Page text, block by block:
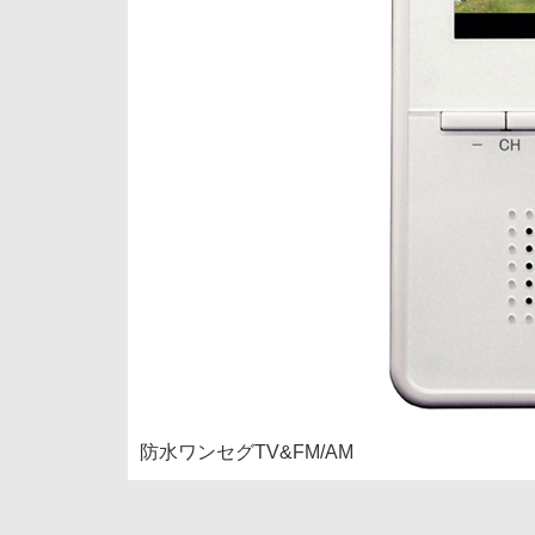
防水ワンセグTV&FM/AM